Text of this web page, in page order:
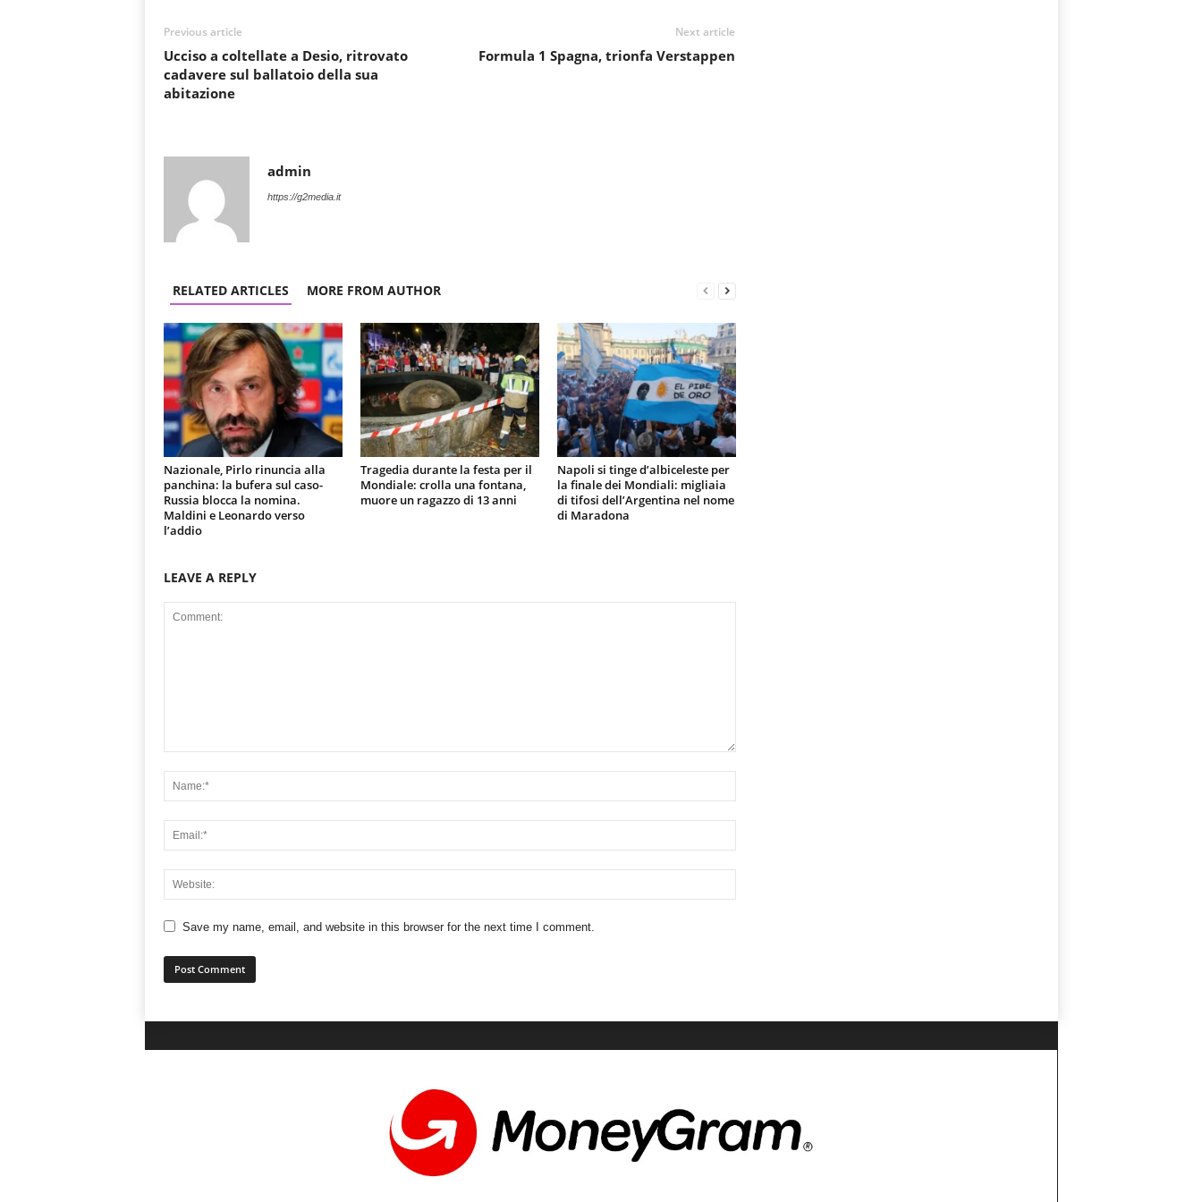
Previous article
Ucciso a coltellate a Desio, ritrovato
cadavere sul ballatoio della sua
abitazione
Next article
Formula 1 Spagna, trionfa Verstappen
admin
https://g2media.it
RELATED ARTICLES MORE FROM AUTHOR
Nazionale, Pirlo rinuncia alla
panchina: la bufera sul caso-
Russia blocca la nomina.
Maldini e Leonardo verso
l’addio
Tragedia durante la festa per il
Mondiale: crolla una fontana,
muore un ragazzo di 13 anni
Napoli si tinge d’albiceleste per
la finale dei Mondiali: migliaia
di tifosi dell’Argentina nel nome
di Maradona
LEAVE A REPLY
Save my name, email, and website in this browser for the next time I comment.